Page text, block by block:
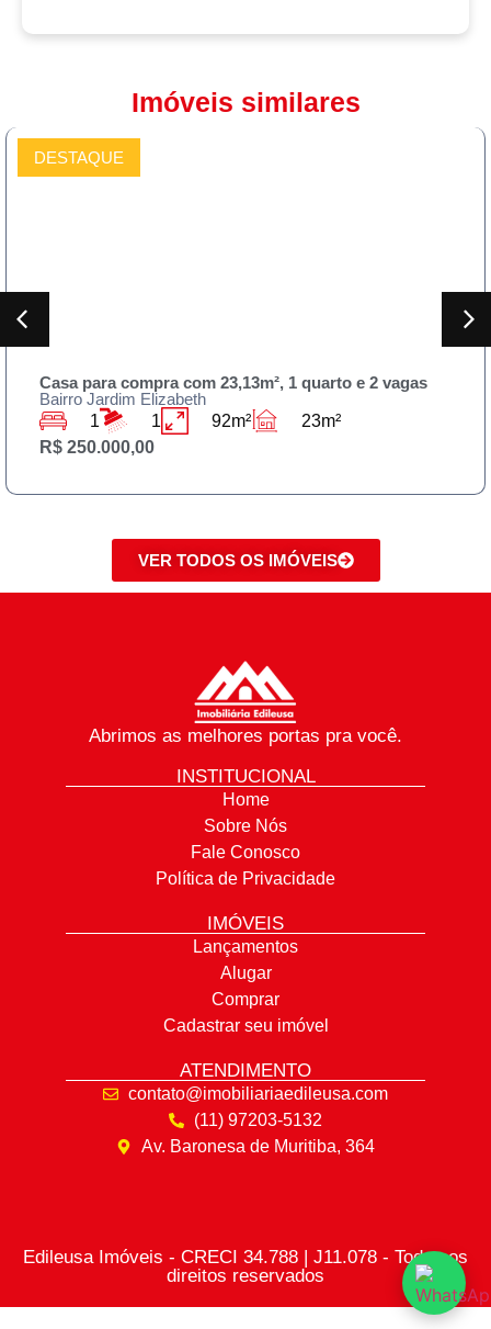
Imóveis similares
DESTAQUE
Casa para compra com 23,13m², 1 quarto e 2 vagas
Bairro Jardim Elizabeth
1
1 92m²
23m²
R$ 250.000,00
VER TODOS OS IMÓVEIS
Abrimos as melhores portas pra você.
INSTITUCIONAL
Home
Sobre Nós
Fale Conosco
Política de Privacidade
IMÓVEIS
Lançamentos
Alugar
Comprar
Cadastrar seu imóvel
ATENDIMENTO
contato@imobiliariaedileusa.com
(11) 97203-5132
Av. Baronesa de Muritiba, 364
Edileusa Imóveis - CRECI 34.788 | J11.078 - Todos os
direitos reservados